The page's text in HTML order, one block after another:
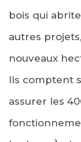
bois qui
autres
nouveaux
Ils comptent
assurer les